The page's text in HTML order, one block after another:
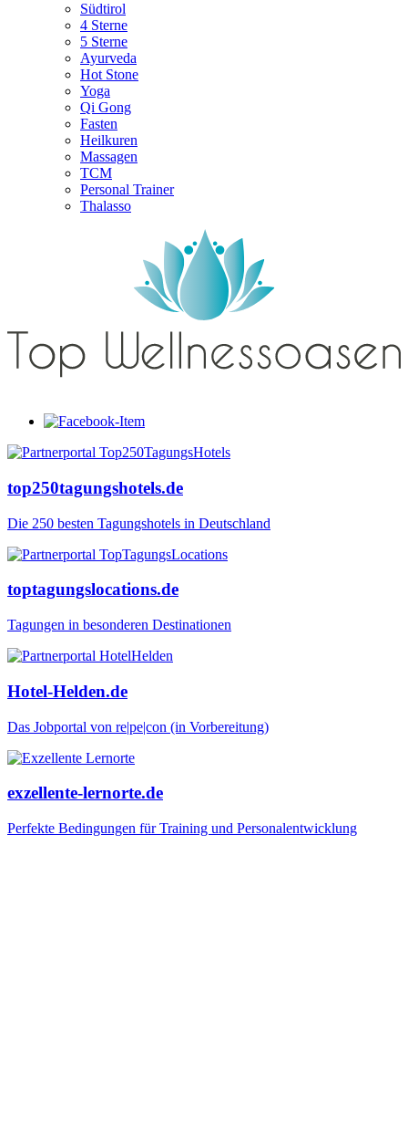
Südtirol
4 Sterne
5 Sterne
Ayurveda
Hot Stone
Yoga
Qi Gong
Fasten
Heilkuren
Massagen
TCM
Personal Trainer
Thalasso
top250tagungshotels.de
Die 250 besten Tagungshotels in Deutschland
toptagungslocations.de
Tagungen in besonderen Destinationen
Hotel-Helden.de
Das Jobportal von re|pe|con (in Vorbereitung)
exzellente-lernorte.de
Perfekte Bedingungen für Training und Personalentwicklung